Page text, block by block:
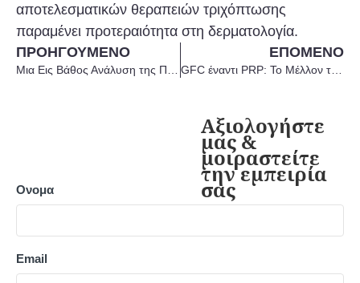
αποτελεσματικών θεραπειών τριχόπτωσης
παραμένει προτεραιότητα στη δερματολογία.
ΠΡΟΗΓΟΎΜΕΝΟ
ΕΠΌΜΕΝΟ
GFC έναντι PRP: Το Μέλλον της Επανανάπτυξης των Μαλλιών
Ονομα
Email